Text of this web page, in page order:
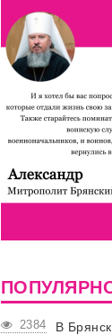
2384
В